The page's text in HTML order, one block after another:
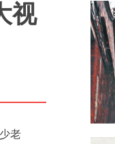
视
老